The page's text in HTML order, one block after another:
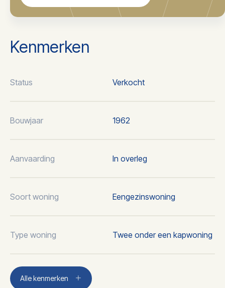
Kenmerken
Status Verkocht
Bouwjaar 1962
Aanvaarding In overleg
Soort woning Eengezinswoning
Type woning Twee onder een kapwoning
Aantal kamers
Alle kenmerken